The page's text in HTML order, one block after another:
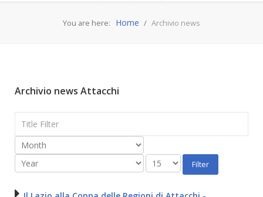
You are here: Home Archivio news
Archivio news Attacchi
Filter
Filter